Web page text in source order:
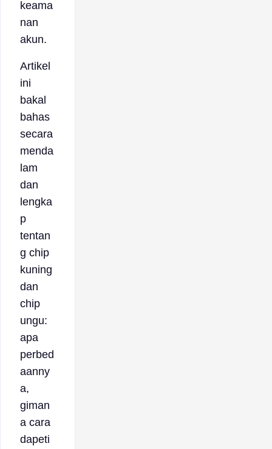
keama
nan
akun.
Artikel
ini
bakal
bahas
secara
menda
lam
dan
lengka
p
tentan
g chip
kuning
dan
chip
ungu:
apa
perbed
aanny
a,
giman
a cara
dapeti